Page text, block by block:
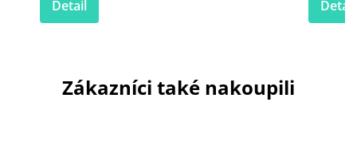
Detail Detail
Zákazníci také nakoupili